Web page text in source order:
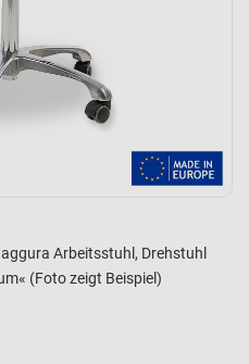
Arbeitsstuhl, Drehstuhl
(Foto zeigt Beispiel)